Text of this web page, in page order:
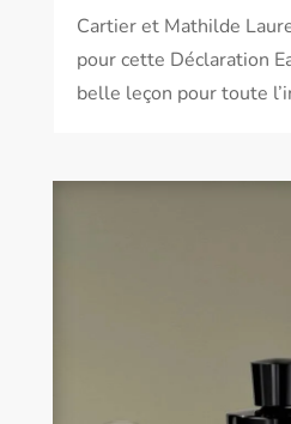
Cartier et Mathilde
pour cette Déclaration
belle leçon pour toute